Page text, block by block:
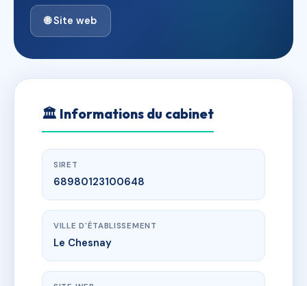
🌐 Site web
🏛 Informations du cabinet
SIRET
68980123100648
VILLE D'ÉTABLISSEMENT
Le Chesnay